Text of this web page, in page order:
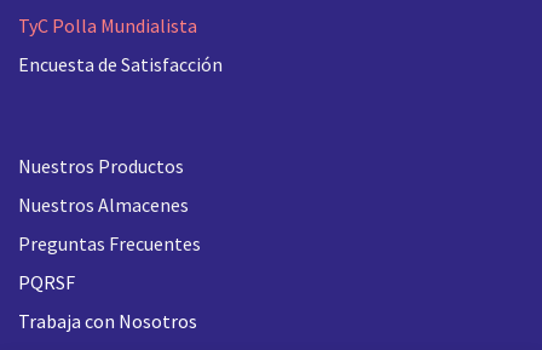
TyC Polla Mundialista
Encuesta de Satisfacción
Nuestros Productos
Nuestros Almacenes
Preguntas Frecuentes
PQRSF
Trabaja con Nosotros